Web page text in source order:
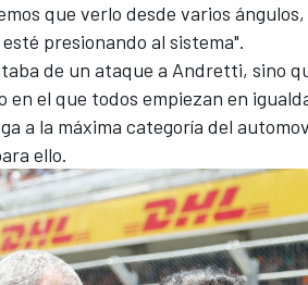
que verlo desde varios
presionando al sistema".
de un ataque a Andretti, sino
en el que todos empiezan en
a la máxima categoría del
ello.